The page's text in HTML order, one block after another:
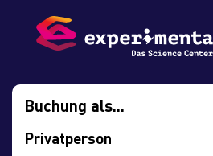
Buchung als...
Privatperson